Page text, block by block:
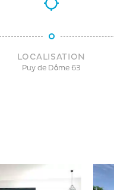
LOCALISATION
Puy de Dôme 63